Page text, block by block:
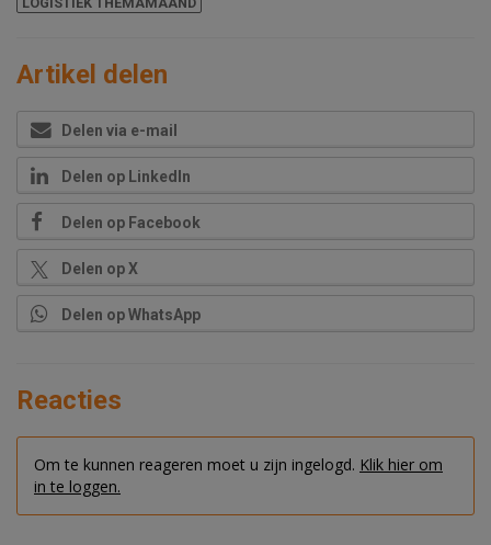
Artikel delen
Delen via e-mail
Delen op LinkedIn
Delen op Facebook
Delen op X
Delen op WhatsApp
Reacties
Om te kunnen reageren moet u zijn ingelogd. Klik hier om
in te loggen.